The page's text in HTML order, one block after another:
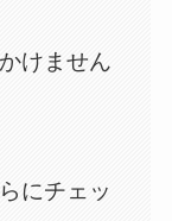
けません
にチェッ